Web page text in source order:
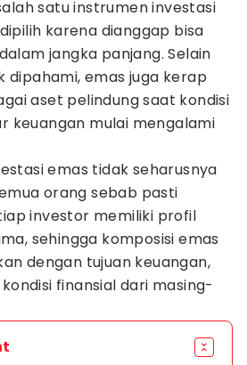
satu instrumen investasi
karena dianggap bisa
jangka panjang. Selain
dipahami, emas juga kerap
aset pelindung saat kondisi
keuangan mulai mengalami
emas tidak seharusnya
orang sebab pasti
investor memiliki profil
sehingga komposisi emas
dengan tujuan keuangan,
finansial dari masing-